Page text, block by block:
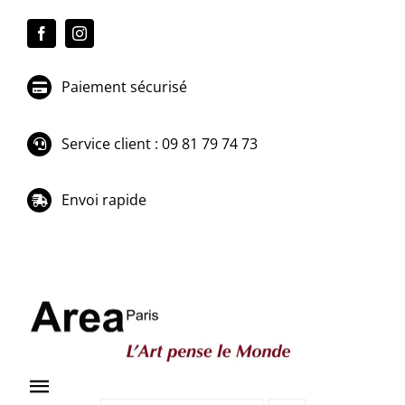
Paiement sécurisé
Service client : 09 81 79 74 73
Envoi rapide